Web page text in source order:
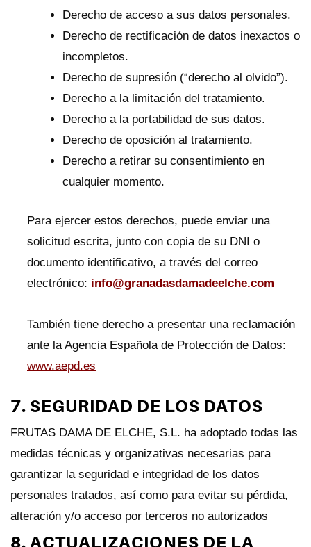
Derecho de acceso a sus datos personales.
Derecho de rectificación de datos inexactos o
incompletos.
Derecho de supresión (“derecho al olvido”).
Derecho a la limitación del tratamiento.
Derecho a la portabilidad de sus datos.
Derecho de oposición al tratamiento.
Derecho a retirar su consentimiento en
cualquier momento.
Para ejercer estos derechos, puede enviar una
solicitud escrita, junto con copia de su DNI o
documento identificativo, a través del correo
electrónico: info@granadasdamadeelche.com
También tiene derecho a presentar una reclamación
ante la Agencia Española de Protección de Datos:
www.aepd.es
7. SEGURIDAD DE LOS DATOS
FRUTAS DAMA DE ELCHE, S.L. ha adoptado todas las
medidas técnicas y organizativas necesarias para
garantizar la seguridad e integridad de los datos
personales tratados, así como para evitar su pérdida,
alteración y/o acceso por terceros no autorizados
8. ACTUALIZACIONES DE LA